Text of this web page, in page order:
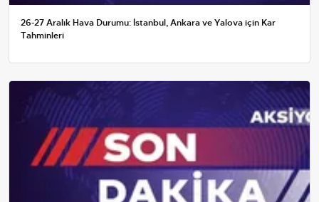
26-27 Aralık Hava Durumu: İstanbul, Ankara ve Yalova için Kar
Tahminleri